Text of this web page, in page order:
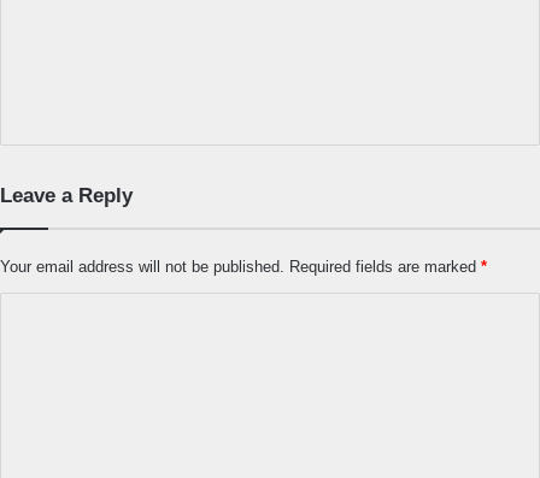
Leave a Reply
Your email address will not be published. Required fields are marked *